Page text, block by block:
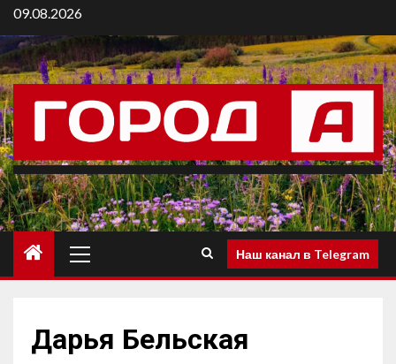
09.08.2026
Наш канал в Telegram
Дарья Бельская